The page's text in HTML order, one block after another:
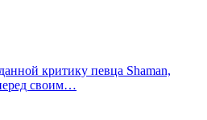
критику певца Shaman,
своим…